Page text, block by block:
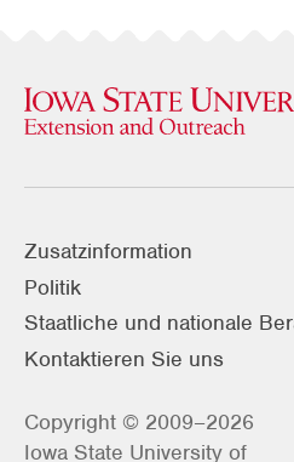
Zusatzinformation
Politik
Staatliche und nationale
Kontaktieren Sie uns
Copyright © 2009–2026
Iowa State University of